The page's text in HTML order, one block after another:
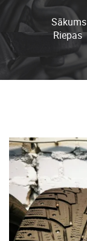
Sākums
Riepas